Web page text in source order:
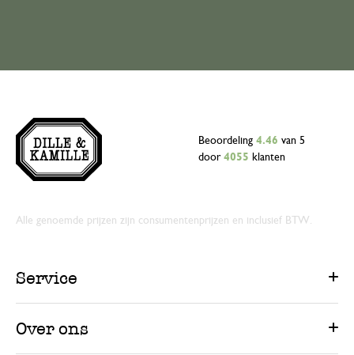
Beoordeling 4.46 van 5
door 4055 klanten
Alle genoemde prijzen zijn consumentenprijzen en inclusief BTW.
Service
Over ons